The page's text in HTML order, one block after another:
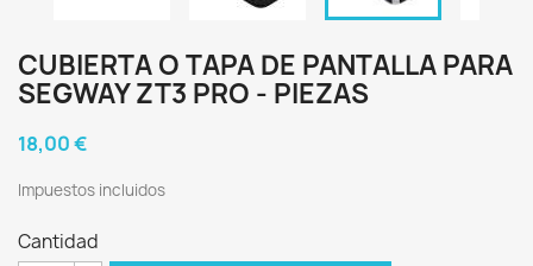
CUBIERTA O TAPA DE PANTALLA PARA
SEGWAY ZT3 PRO - PIEZAS
18,00 €
Impuestos incluidos
Cantidad